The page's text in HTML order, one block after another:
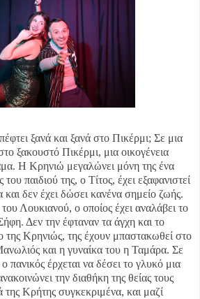
ξανά και ξανά στο Πικέρμι; Σε μια
ξακουστό Πικέρμι, μια οικογένεια
Η Κρηνιώ μεγαλώνει μόνη της ένα
παιδιού της, ο Τίτος, έχει εξαφανιστεί
δεν έχει δώσει κανένα σημείο ζωής.
Λουκιανού, ο οποίος έχει αναλάβει το
Δεν την έφταναν τα άγχη και το
της Κρηνιώς, της έχουν μπαστακωθεί στο
και η γυναίκα του η Ταμάρα. Σε
ο πανικός έρχεται να δέσει το γλυκό μια
την διαθήκη της θείας τους
Κρήτης συγκεκριμένα, και μαζί